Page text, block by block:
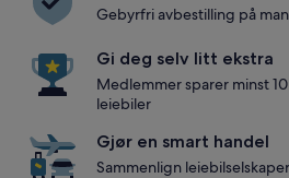
Gebyrfri avbestilling på
Gi deg selv litt ekstra
Medlemmer sparer minst
leiebiler
Gjør en smart handel
Sammenlign